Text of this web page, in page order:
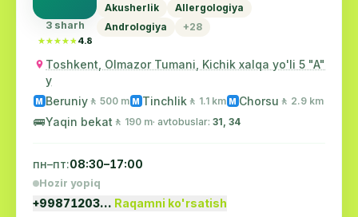
3 sharh
★★★★★
★★★★★ 4.8
Akusherlik
Allergologiya
Andrologiya
+28
Toshkent, Olmazor Tumani, Kichik xalqa yo'li 5 "A"
y
M Beruniy 🚶 500 m M Tinchlik 🚶 1.1 km M Chorsu 🚶 2.9 km
🚌Yaqin bekat 🚶 190 m· avtobuslar: 31, 34
пн–пт:08:30–17:00
Hozir yopiq
+99871203… Raqamni ko'rsatish